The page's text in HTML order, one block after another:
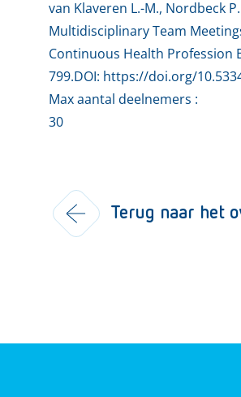
van Klaveren L.-M., Nordbeck
Multidisciplinary Team
Continuous Health Profession
799.DOI: https://doi.org/
Max aantal deelnemers :
30
Terug naar het